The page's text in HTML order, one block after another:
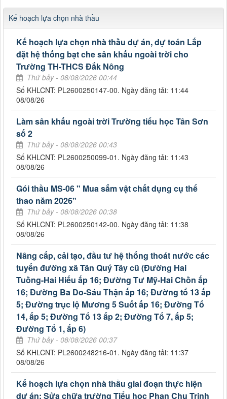
Kế hoạch lựa chọn nhà thầu
Kế hoạch lựa chọn nhà thầu dự án, dự toán Lắp
đặt hệ thống bạt che sân khấu ngoài trời cho
Trường TH-THCS Đắk Nông
Thứ bảy - 08/08/2026 00:44
Số KHLCNT: PL2600250147-00. Ngày đăng tải: 11:44
08/08/26
Làm sân khấu ngoài trời Trường tiểu học Tân Sơn
số 2
Thứ bảy - 08/08/2026 00:43
Số KHLCNT: PL2600250099-01. Ngày đăng tải: 11:43
08/08/26
Gói thầu MS-06 " Mua sắm vật chất dụng cụ thể
thao năm 2026"
Thứ bảy - 08/08/2026 00:38
Số KHLCNT: PL2600250142-00. Ngày đăng tải: 11:38
08/08/26
Nâng cấp, cải tạo, đầu tư hệ thống thoát nước các
tuyến đường xã Tân Quý Tây cũ (Đường Hai
Tuồng-Hai Hiếu ấp 16; Đường Tư Mỹ-Hai Chồn ấp
16; Đường Ba Do-Sáu Thận ấp 16; Đường tổ 13 ấp
5; Đường trục lộ Mương 5 Suốt ấp 16; Đường Tổ
14, ấp 5; Đường Tổ 13 ấp 2; Đường Tổ 7, ấp 5;
Đường Tổ 1, ấp 6)
Thứ bảy - 08/08/2026 00:37
Số KHLCNT: PL2600248216-01. Ngày đăng tải: 11:37
08/08/26
Kế hoạch lựa chọn nhà thầu giai đoạn thực hiện
dự án: Sửa chữa trường Tiểu học Phan Chu Trinh